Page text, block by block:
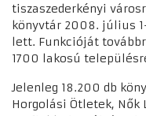
tiszaszederkényi
könyvtár 2008. július
lett. Funkcióját
1700 lakosú
Jelenleg 18.200 db
Horgolási Ötletek, Nők